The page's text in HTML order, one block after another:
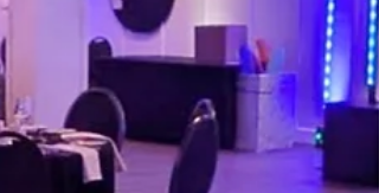
Labbé Technicien : David Lavallée Endroit : Plaza